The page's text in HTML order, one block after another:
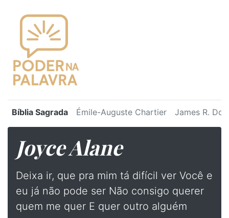
Bíblia Sagrada Émile-Auguste Chartier James R.
Joyce Alane
⁠Deixa ir, que pra mim tá difícil ver Você e
eu já não pode ser Não consigo querer
quem me quer E quer outro alguém